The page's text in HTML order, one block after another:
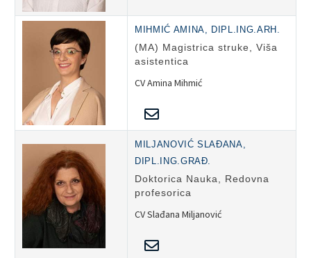
MIHMIĆ AMINA, DIPL.ING.ARH.
(MA) Magistrica struke, Viša
asistentica
CV Amina Mihmić
MILJANOVIĆ SLAĐANA,
DIPL.ING.GRAĐ.
Doktorica Nauka, Redovna
profesorica
CV Slađana Miljanović